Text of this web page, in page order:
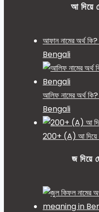
আ দিয়ে
আফান নামের অর্থ
Bengali
আলিফ নামের অর্থ
Bengali
200+ (A) আ দিয়ে
জ দিয়ে